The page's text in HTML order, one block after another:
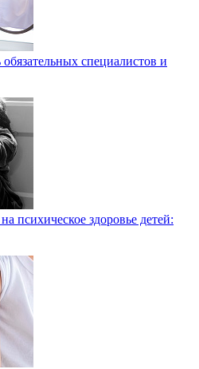
специалистов и
психическое здоровье детей: